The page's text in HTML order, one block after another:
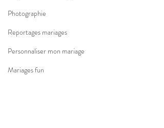
Photographie
Reportages mariages
Personnaliser mon mariage
Mariages fun